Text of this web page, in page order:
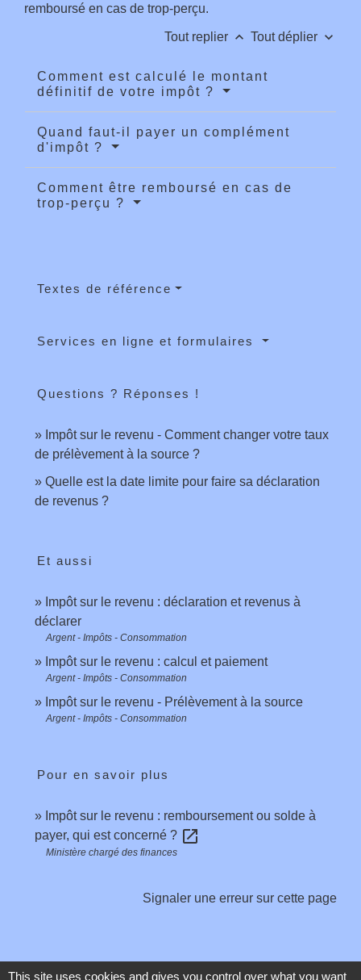
remboursé en cas de trop-perçu.
Tout replier keyboard_arrow_up Tout déplier keyboard_arrow_down
Comment est calculé le montant
définitif de votre impôt ?
Quand faut-il payer un complément
d'impôt ?
Comment être remboursé en cas de
trop-perçu ?
Textes de référence
Services en ligne et formulaires
Questions ? Réponses !
Impôt sur le revenu - Comment changer votre taux
de prélèvement à la source ?
Quelle est la date limite pour faire sa déclaration
de revenus ?
Et aussi
Impôt sur le revenu : déclaration et revenus à
déclarer
Argent - Impôts - Consommation
Impôt sur le revenu : calcul et paiement
Argent - Impôts - Consommation
Impôt sur le revenu - Prélèvement à la source
Argent - Impôts - Consommation
Pour en savoir plus
Impôt sur le revenu : remboursement ou solde à
payer, qui est concerné ? open_in_new
Ministère chargé des finances
Signaler une erreur sur cette page
This site uses cookies and gives you control over what you want